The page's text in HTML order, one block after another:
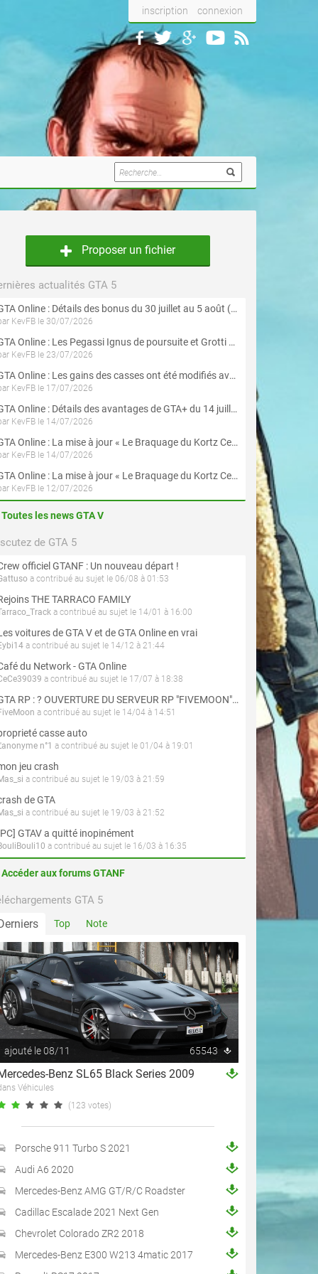
inscription connexion
Proposer un fichier
actualités GTA 5
GTA Online : Détails des bonus du 30 juillet au 5 août (Évènement « Braquages d'été »)
KevFB le 30/07/2026
GTA Online : Les Pegassi Ignus de poursuite et Grotti Veleno GT sont maintenant disponibles
KevFB le 23/07/2026
GTA Online : Les gains des casses ont été modifiés avec la mise à jour « Le Braquage du Kortz Center »
KevFB le 17/07/2026
GTA Online : Détails des avantages de GTA+ du 14 juillet au 12 août
KevFB le 14/07/2026
GTA Online : La mise à jour « Le Braquage du Kortz Center » est maintenant disponible
KevFB le 14/07/2026
GTA Online : La mise à jour « Le Braquage du Kortz Center » est disponible en préchargement sur PS5 et Xbox Series X|S
KevFB le 12/07/2026
Toutes les news GTA V
de GTA 5
officiel GTANF : Un nouveau départ !
a contribué au sujet le 06/08 à 01:53
THE TARRACO FAMILY
a contribué au sujet le 14/01 à 16:00
voitures de GTA V et de GTA Online en vrai
a contribué au sujet le 14/12 à 21:44
du Network - GTA Online
a contribué au sujet le 17/07 à 18:38
GTA RP : ? OUVERTURE DU SERVEUR RP "FIVEMOON"  ACCÈS LIBRE ?
a contribué au sujet le 14/04 à 14:51
casse auto
n°1 a contribué au sujet le 01/04 à 19:01
jeu crash
a contribué au sujet le 19/03 à 21:59
de GTA
a contribué au sujet le 19/03 à 21:52
GTAV a quitté inopinément
a contribué au sujet le 16/03 à 16:35
Accéder aux forums GTANF
GTA 5
Top Note
ajouté le 08/11 65543
Benz SL65 Black Series 2009
Véhicules
(123 votes)
Porsche 911 Turbo S 2021
Audi A6 2020
Mercedes-Benz AMG GT/R/C Roadster
Cadillac Escalade 2021 Next Gen
Chevrolet Colorado ZR2 2018
Mercedes-Benz E300 W213 4matic 2017